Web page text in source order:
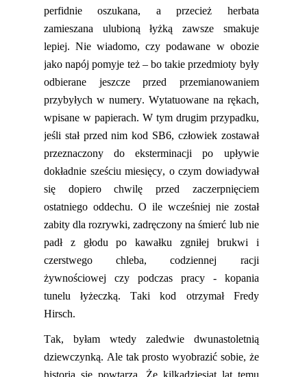
perfidnie oszukana, a przecież herbata
zamieszana ulubioną łyżką zawsze smakuje
lepiej. Nie wiadomo, czy podawane w obozie
jako napój pomyje też – botakie przedmioty były
odbierane jeszcze przed przemianowaniem
przybyłych w numery. Wytatuowane na rękach,
wpisane w papierach. W tym drugim przypadku,
jeśli stał przed nim kod SB6, człowiek zostawał
przeznaczony do eksterminacji po upływie
dokładnie sześciu miesięcy, o czym dowiadywał
się dopiero chwilę przed zaczerpnięciem
ostatniego oddechu. O ile wcześniej nie został
zabity dla rozrywki, zadręczony na śmierć lub nie
padł z głodu po kawałku zgniłej brukwi i
czerstwego chleba, codziennej racji
żywnościowej czy podczas pracy -kopania
tunelułyżeczką. Taki kod otrzymał Fredy
Hirsch.
Tak, byłam wtedy zaledwie dwunastoletnią
dziewczynką. Ale tak prosto wyobrazić sobie, że